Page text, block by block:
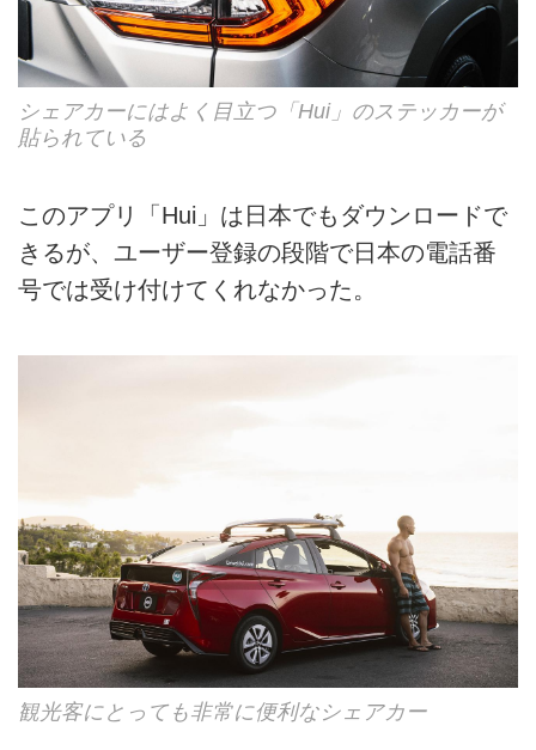
シェアカーにはよく目立つ「Hui」のステッカーが
貼られている
このアプリ「Hui」は日本でもダウンロードで
きるが、ユーザー登録の段階で日本の電話番
号では受け付けてくれなかった。
観光客にとっても非常に便利なシェアカー